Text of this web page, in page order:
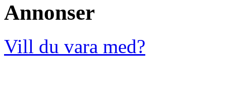
Annonser
Vill du vara med?